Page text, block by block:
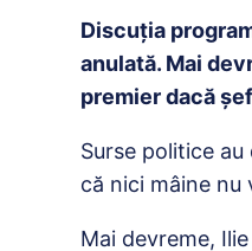
Discuția
anulată. Mai
premier dacă
Surse politice
că nici mâine
Mai devreme,